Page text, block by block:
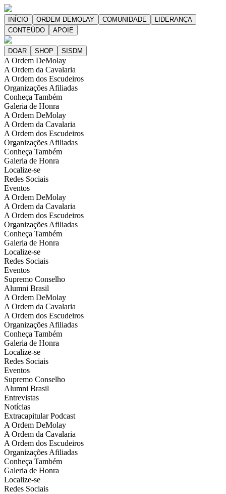
A Ordem DeMolay
A Ordem da Cavalaria
A Ordem dos Escudeiros
Organizações Afiliadas
Conheça Também
Galeria de Honra
A Ordem DeMolay
A Ordem da Cavalaria
A Ordem dos Escudeiros
Organizações Afiliadas
Conheça Também
Galeria de Honra
Localize-se
Redes Sociais
Eventos
A Ordem DeMolay
A Ordem da Cavalaria
A Ordem dos Escudeiros
Organizações Afiliadas
Conheça Também
Galeria de Honra
Localize-se
Redes Sociais
Eventos
Supremo Conselho
Alumni Brasil
A Ordem DeMolay
A Ordem da Cavalaria
A Ordem dos Escudeiros
Organizações Afiliadas
Conheça Também
Galeria de Honra
Localize-se
Redes Sociais
Eventos
Supremo Conselho
Alumni Brasil
Entrevistas
Notícias
Extracapitular Podcast
A Ordem DeMolay
A Ordem da Cavalaria
A Ordem dos Escudeiros
Organizações Afiliadas
Conheça Também
Galeria de Honra
Localize-se
Redes Sociais